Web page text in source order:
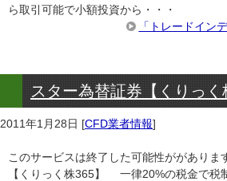
ら取引可能で小額投資から・・・
「トレードイン
スター為替証券【くりっ
2011年1月28日 [CFD業者情報]
このサービスは終了した可能性ががあり
【くりっく株365】 一律20%の税金で税